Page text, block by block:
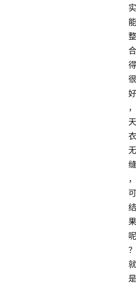
实
能
整
合
得
很
好
，
天
衣
无
缝
，
可
结
果
呢
？
就
是